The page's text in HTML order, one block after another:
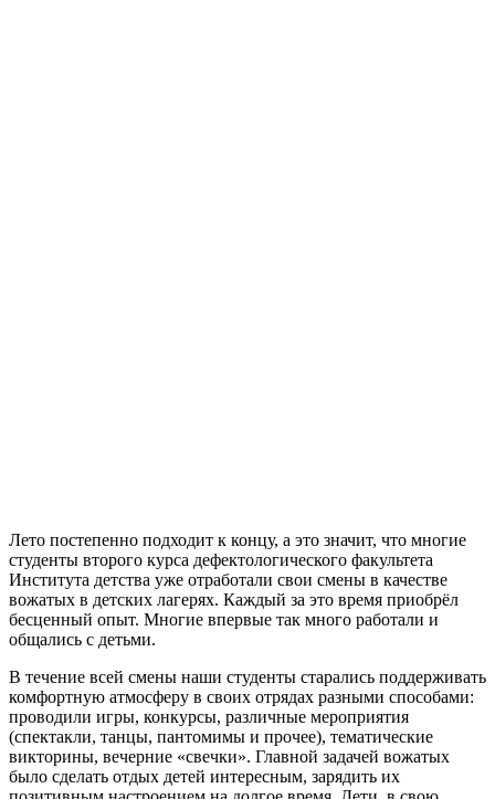
Лето постепенно подходит к концу, а это значит, что многие
студенты второго курса дефектологического факультета
Института детства уже отработали свои смены в качестве
вожатых в детских лагерях. Каждый за это время приобрёл
бесценный опыт. Многие впервые так много работали и
общались с детьми.
В течение всей смены наши студенты старались поддерживать
комфортную атмосферу в своих отрядах разными способами:
проводили игры, конкурсы, различные мероприятия
(спектакли, танцы, пантомимы и прочее), тематические
викторины, вечерние «свечки». Главной задачей вожатых
было сделать отдых детей интересным, зарядить их